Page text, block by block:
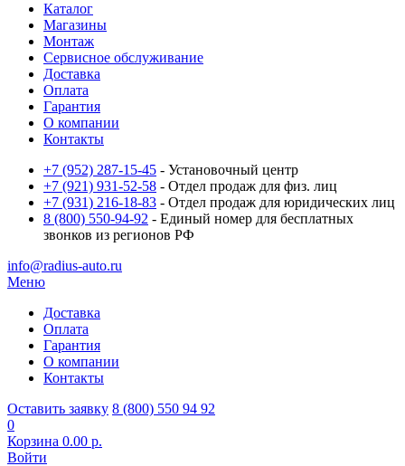
Каталог
Магазины
Монтаж
Сервисное обслуживание
Доставка
Оплата
Гарантия
О компании
Контакты
+7 (952) 287-15-45 - Установочный центр
+7 (921) 931-52-58 - Отдел продаж для физ. лиц
+7 (931) 216-18-83 - Отдел продаж для юридических лиц
8 (800) 550-94-92 - Единый номер для бесплатных
звонков из регионов РФ
info@radius-auto.ru
Меню
Доставка
Оплата
Гарантия
О компании
Контакты
Оставить заявку 8 (800) 550 94 92
0
Корзина 0.00 р.
Войти